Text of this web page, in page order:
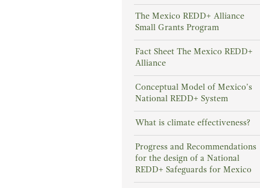
The Mexico REDD+ Alliance
Small Grants Program
Fact Sheet The Mexico REDD+
Alliance
Conceptual Model of Mexico’s
National REDD+ System
What is climate effectiveness?
Progress and Recommendations
for the design of a National
REDD+ Safeguards for Mexico